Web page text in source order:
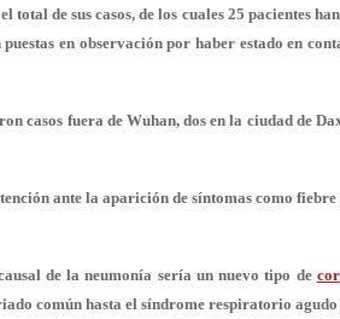
total de sus casos, de los cuales 25 pacientes
en observación por haber estado en
casos fuera de Wuhan, dos en la ciudad de
ante la aparición de síntomas como
de la neumonía sería un nuevo tipo de
común hasta el síndrome respiratorio